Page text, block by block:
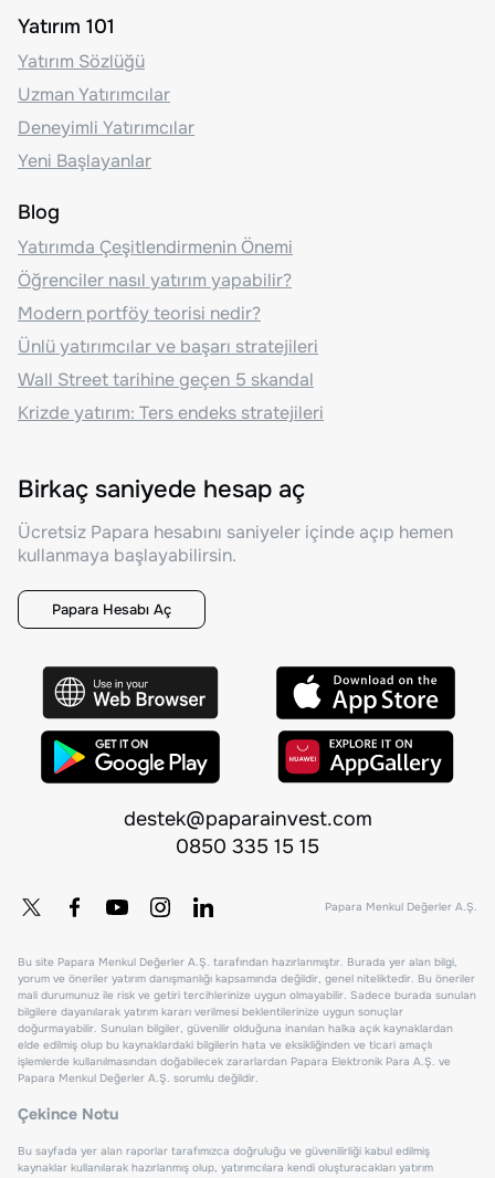
Yatırım 101
Yatırım Sözlüğü
Uzman Yatırımcılar
Deneyimli Yatırımcılar
Yeni Başlayanlar
Blog
Yatırımda Çeşitlendirmenin Önemi
Öğrenciler nasıl yatırım yapabilir?
Modern portföy teorisi nedir?
Ünlü yatırımcılar ve başarı stratejileri
Wall Street tarihine geçen 5 skandal
Krizde yatırım: Ters endeks stratejileri
Birkaç saniyede hesap aç
Ücretsiz Papara hesabını saniyeler içinde açıp hemen
kullanmaya başlayabilirsin.
Papara Hesabı Aç
destek@paparainvest.com
0850 335 15 15
Papara Menkul Değerler A.Ş.
Bu site Papara Menkul Değerler A.Ş. tarafından hazırlanmıştır. Burada yer alan bilgi,
yorum ve öneriler yatırım danışmanlığı kapsamında değildir, genel niteliktedir. Bu öneriler
mali durumunuz ile risk ve getiri tercihlerinize uygun olmayabilir. Sadece burada sunulan
bilgilere dayanılarak yatırım kararı verilmesi beklentilerinize uygun sonuçlar
doğurmayabilir. Sunulan bilgiler, güvenilir olduğuna inanılan halka açık kaynaklardan
elde edilmiş olup bu kaynaklardaki bilgilerin hata ve eksikliğinden ve ticari amaçlı
işlemlerde kullanılmasından doğabilecek zararlardan Papara Elektronik Para A.Ş. ve
Papara Menkul Değerler A.Ş. sorumlu değildir.
Çekince Notu
Bu sayfada yer alan raporlar tarafımızca doğruluğu ve güvenilirliği kabul edilmiş
kaynaklar kullanılarak hazırlanmış olup, yatırımcılara kendi oluşturacakları yatırım